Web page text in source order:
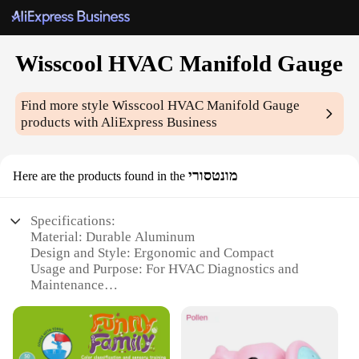
Wisscool HVAC Manifold Gauge
Find more styleWisscool HVAC Manifold Gauge
products with AliExpress Business
Here are the products found in the מונטסורי
Specifications:
Material: Durable Aluminum
Design and Style: Ergonomic and Compact
Usage and Purpose: For HVAC Diagnostics and
Maintenance
Parts and Accessories: Includes 2 Gauges and 4
Adapters